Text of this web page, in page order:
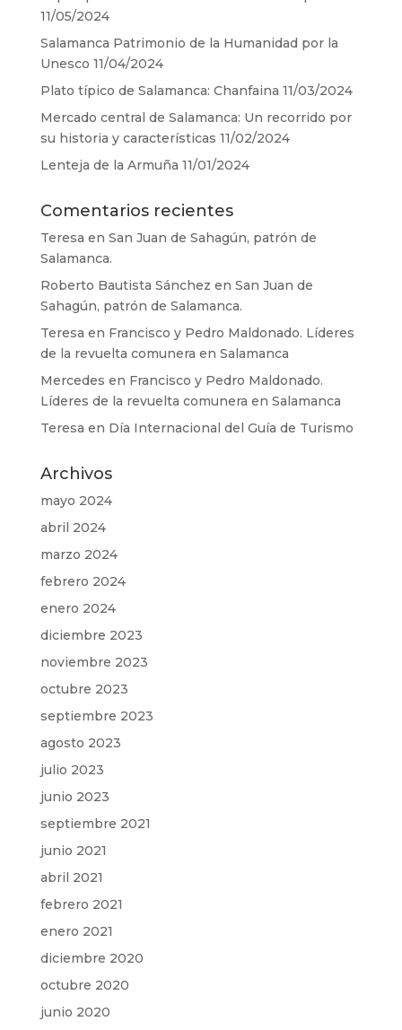
11/05/2024
Salamanca Patrimonio de la Humanidad por la
Unesco 11/04/2024
Plato típico de Salamanca: Chanfaina 11/03/2024
Mercado central de Salamanca: Un recorrido por
su historia y características 11/02/2024
Lenteja de la Armuña 11/01/2024
Comentarios recientes
Teresa en San Juan de Sahagún, patrón de
Salamanca.
Roberto Bautista Sánchez en San Juan de
Sahagún, patrón de Salamanca.
Teresa en Francisco y Pedro Maldonado. Líderes
de la revuelta comunera en Salamanca
Mercedes en Francisco y Pedro Maldonado.
Líderes de la revuelta comunera en Salamanca
Teresa en Día Internacional del Guía de Turismo
Archivos
mayo 2024
abril 2024
marzo 2024
febrero 2024
enero 2024
diciembre 2023
noviembre 2023
octubre 2023
septiembre 2023
agosto 2023
julio 2023
junio 2023
septiembre 2021
junio 2021
abril 2021
febrero 2021
enero 2021
diciembre 2020
octubre 2020
junio 2020